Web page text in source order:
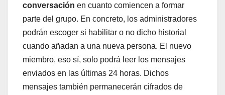
conversación en cuanto comiencen a formar
parte del grupo. En concreto, los administradores
podrán escoger si habilitar o no dicho historial
cuando añadan a una nueva persona. El nuevo
miembro, eso sí, solo podrá leer los mensajes
enviados en las últimas 24 horas. Dichos
mensajes también permanecerán cifrados de